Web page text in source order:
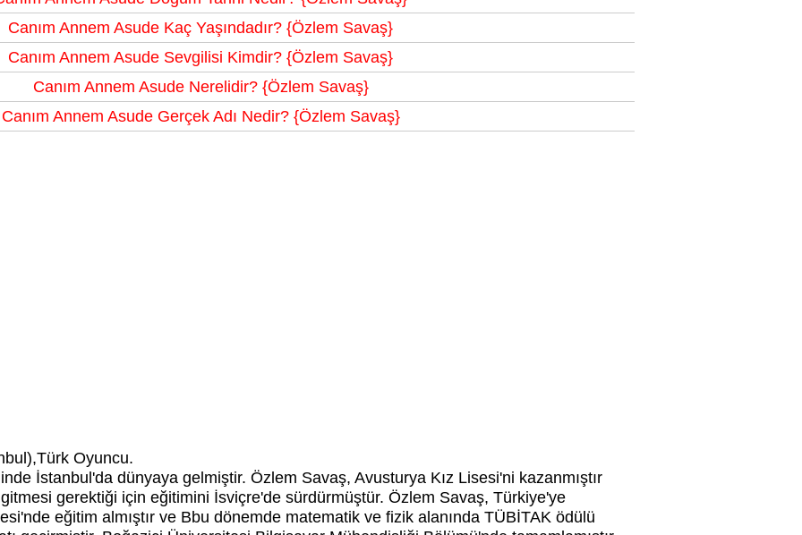
Canım Annem Asude Kaç Yaşındadır? {Özlem Savaş}
Canım Annem Asude Sevgilisi Kimdir? {Özlem Savaş}
Canım Annem Asude Nerelidir? {Özlem Savaş}
Canım Annem Asude Gerçek Adı Nedir? {Özlem Savaş}
Oyuncu.
İstanbul'da dünyaya gelmiştir. Özlem Savaş, Avusturya Kız Lisesi'ni kazanmıştır
gerektiği için eğitimini İsviçre'de sürdürmüştür. Özlem Savaş, Türkiye'ye
eğitim almıştır ve Bbu dönemde matematik ve fizik alanında TÜBİTAK ödülü